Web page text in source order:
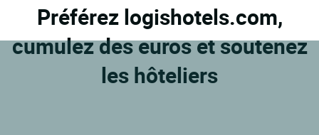
Préférez logishotels.com,
cumulez des euros et soutenez
les hôteliers